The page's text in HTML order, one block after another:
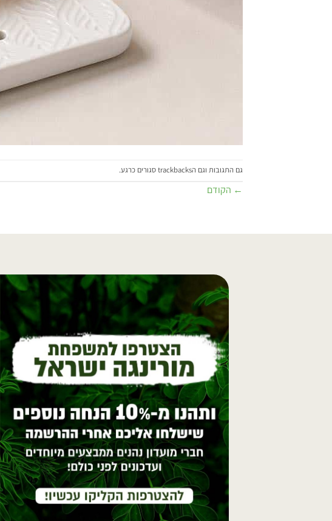
גם התגובות וגם הtrackbacks סגורים כרגע.
← הקודם